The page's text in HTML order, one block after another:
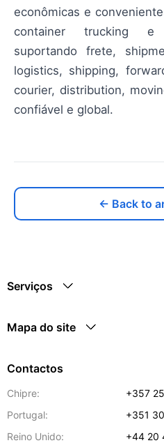
econômicas e
container trucking e
suportando frete,
logistics, shipping,
courier, distribution,
confiável e global.
← Back to
Serviços
Mapa do site
Contactos
Chipre:
+357
Portugal:
+351
Reino Unido:
+44 20